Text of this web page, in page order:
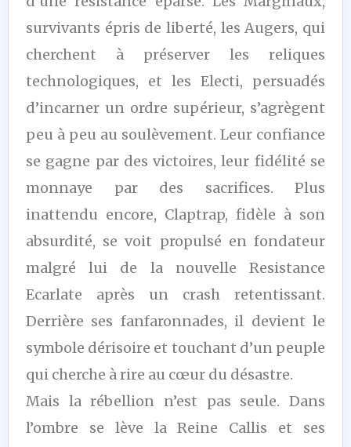
survivants épris de liberté, les Augers, qui
cherchent à préserver les reliques
technologiques, et les Electi, persuadés
d’incarner un ordre supérieur, s’agrègent
peu à peu au soulèvement. Leur confiance
se gagne par des victoires, leur fidélité se
monnaye par des sacrifices. Plus
inattendu encore, Claptrap, fidèle à son
absurdité, se voit propulsé en fondateur
malgré lui de la nouvelle Resistance
Ecarlate après un crash retentissant.
Derrière ses fanfaronnades, il devient le
symbole dérisoire et touchant d’un peuple
qui cherche à rire au cœur du désastre.
Mais la rébellion n’est pas seule. Dans
l’ombre se lève la Reine Callis et ses